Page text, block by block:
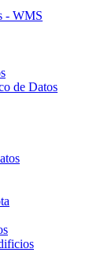
- WMS
de Datos